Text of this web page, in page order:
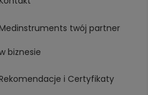
twój partner
biznesie
i Certyfikaty